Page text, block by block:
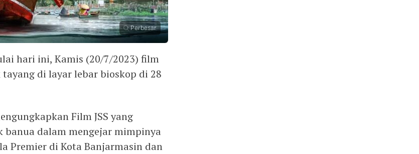
Perbesar
hari ini, Kamis (20/7/2023) film
tayang di layar lebar bioskop di 28
Film JSS yang
dalam mengejar mimpinya
Premier di Kota Banjarmasin dan